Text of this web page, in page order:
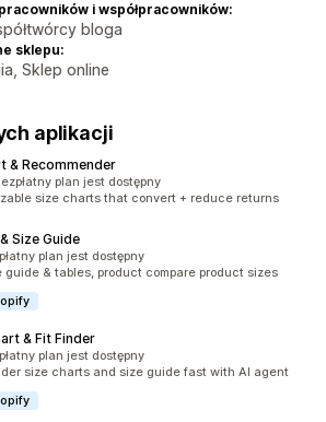
i współpracowników:
bloga
sklepu:
Sklep online
aplikacji
& Recommender
1092
plan jest dostępny
size charts that convert + reduce returns
Size Guide
127
plan jest dostępny
& tables, product compare product sizes
& Fit Finder
131
plan jest dostępny
size charts and size guide fast with AI agent